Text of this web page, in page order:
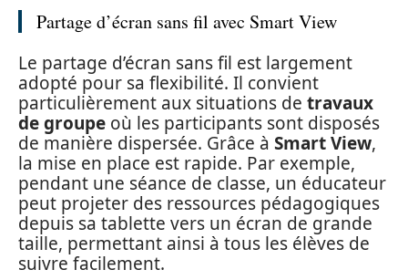
Partage d’écran sans fil avec Smart View
Le partage d’écran sans fil est largement
adopté pour sa flexibilité. Il convient
particulièrement aux situations de travaux
de groupe où les participants sont disposés
de manière dispersée. Grâce à Smart View,
la mise en place est rapide. Par exemple,
pendant une séance de classe, un éducateur
peut projeter des ressources pédagogiques
depuis sa tablette vers un écran de grande
taille, permettant ainsi à tous les élèves de
suivre facilement.